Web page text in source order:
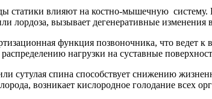
статики влияют на костно-мышечную
лордоза, вызывает дегенеративные
функция позвоночника, что
нагрузки на суставные
сутулая спина способствует снижению
возникает кислородное голодание всех